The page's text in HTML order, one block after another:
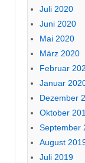
Juli 2020
Juni 2020
Mai 2020
März 2020
Februar
Januar
Dezember
Oktober
September
August
Juli 2019